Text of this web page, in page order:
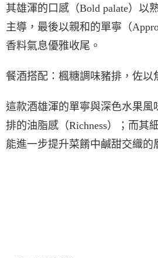
其雄渾的口感（Bold palate）以
主導，最後以親和的單寧（
香料氣息優雅收尾。
餐酒搭配 ： 楓糖調味豬排，佐以
這款酒雄渾的單寧與深色水果風
排的油脂感（Richness）；而其
能進一步提升菜餚中鹹甜交織的